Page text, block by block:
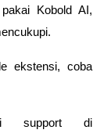
Kobold AI,
ekstensi, coba
support di